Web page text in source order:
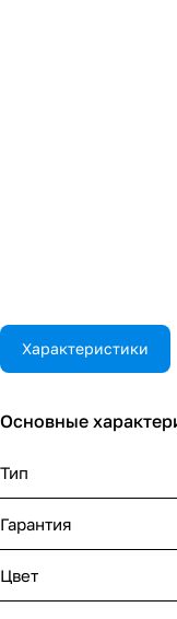
Характеристики
Основные
Тип
Гарантия
Цвет